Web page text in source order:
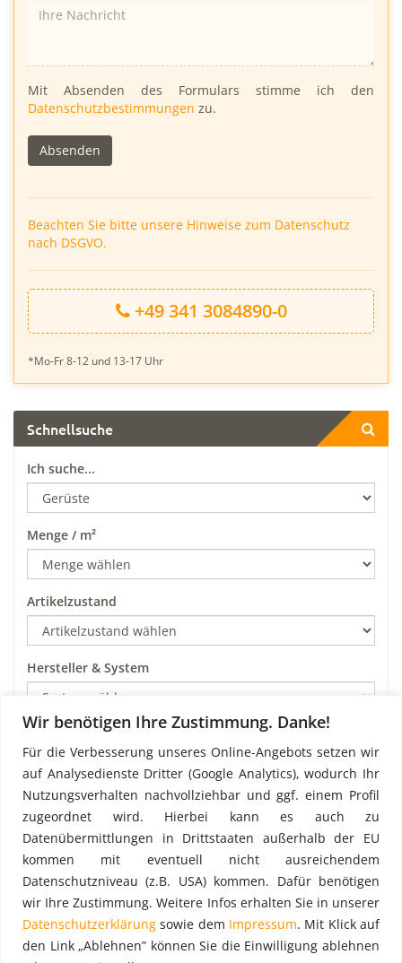
Wir benötigen Ihre Zustimmung. Danke!
Für die Verbesserung unseres Online-Angebots setzen wir
auf Analysedienste Dritter (Google Analytics), wodurch Ihr
Nutzungsverhalten nachvollziehbar und ggf. einem Profil
zugeordnet wird. Hierbei kann es auch zu
Datenübermittlungen in Drittstaaten außerhalb der EU
kommen mit eventuell nicht ausreichendem
Datenschutzniveau (z.B. USA) kommen. Dafür benötigen
wir Ihre Zustimmung. Weitere Infos erhalten Sie in unserer
Datenschutzerklärung sowie dem Impressum. Mit Klick auf
den Link „Ablehnen” können Sie die Einwilligung ablehnen
Bitte
lasse
Feld
leer.
Mit Absenden des Formulars stimme ich den
Datenschutzbestimmungen zu.
Beachten Sie bitte unsere Hinweise zum Datenschutz
nach DSGVO.
+49 341 3084890-0
*Mo-Fr 8-12 und 13-17 Uhr
Schnellsuche
Ich suche...
Menge / m²
Artikelzustand
Hersteller & System
Preis pro m²